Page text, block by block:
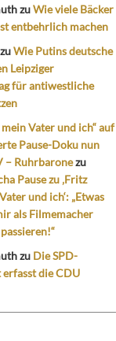
zuWie viele Bäcker
entbehrlich machen
Wie Putins deutsche
Leipziger
für antiwestliche
Vater und ich“ auf
Pause-Doku nun
– Ruhrbaronezu
Pause zu ‚Fritz
und ich‘: „Etwas
als Filmemacher
zu Die SPD-
erfasst die CDU